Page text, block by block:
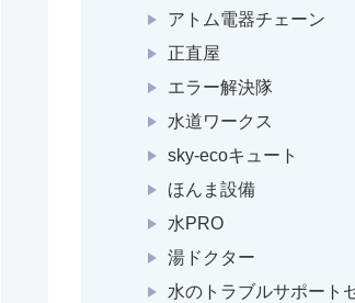
アトム電器チェーン
正直屋
エラー解決隊
水道ワークス
sky-ecoキュート
ほんま設備
水PRO
湯ドクター
水のトラブルサポート